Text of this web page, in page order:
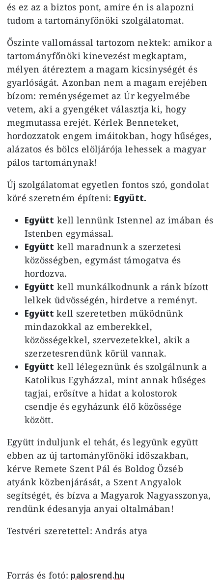
és ez az a biztos pont, amire én is alapozni
tudom a tartományfőnöki szolgálatomat.
Őszinte vallomással tartozom nektek: amikor a
tartományfőnöki kinevezést megkaptam,
mélyen átéreztem a magam kicsinységét és
gyarlóságát. Azonban nem a magam erejében
bízom: reménységemet az Úr kegyelmébe
vetem, aki a gyengéket választja ki, hogy
megmutassa erejét. Kérlek Benneteket,
hordozzatok engem imáitokban, hogy hűséges,
alázatos és bölcs elöljárója lehessek a magyar
pálos tartománynak!
Új szolgálatomat egyetlen fontos szó, gondolat
köré szeretném építeni: Együtt.
Együtt kell lennünk Istennel az imában és
Istenben egymással.
Együtt kell maradnunk a szerzetesi
közösségben, egymást támogatva és
hordozva.
Együtt kell munkálkodnunk a ránk bízott
lelkek üdvösségén, hirdetve a reményt.
Együttkell szeretetben működnünk
mindazokkal az emberekkel,
közösségekkel, szervezetekkel, akik a
szerzetesrendünk körül vannak.
Együtt kell lélegeznünk és szolgálnunk a
Katolikus Egyházzal, mint annak hűséges
tagjai, erősítve a hidat a kolostorok
csendje és egyházunk élő közössége
között.
Együtt induljunk el tehát, és legyünk együtt
ebben az új tartományfőnöki időszakban,
kérve Remete Szent Pál és Boldog Özséb
atyánk közbenjárását, a Szent Angyalok
segítségét, és bízva a Magyarok Nagyasszonya,
rendünk édesanyja anyai oltalmában!
Testvéri szeretettel: András atya
Forrás és fotó: palosrend.hu